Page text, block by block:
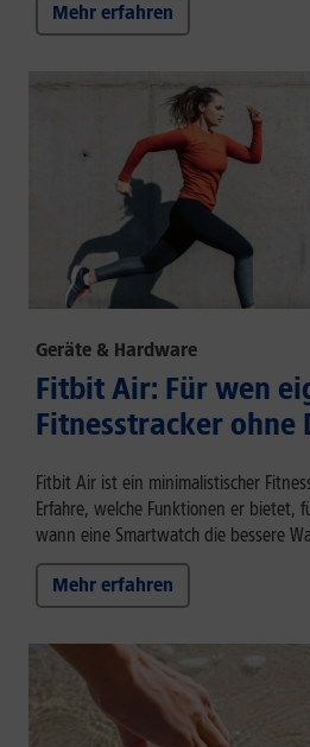
Mehr erfahren
Geräte & Hardware
Fitbit Air: Für wen
Fitnesstracker ohne
Fitbit Air ist ein minimalistischer
Erfahre, welche Funktionen er bietet,
wann eine Smartwatch die bessere
Mehr erfahren